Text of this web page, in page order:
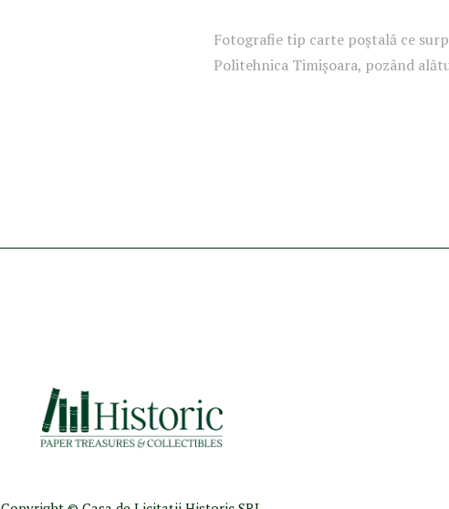
Fotografie tip carte poștală ce
Politehnica Timișoara, pozând